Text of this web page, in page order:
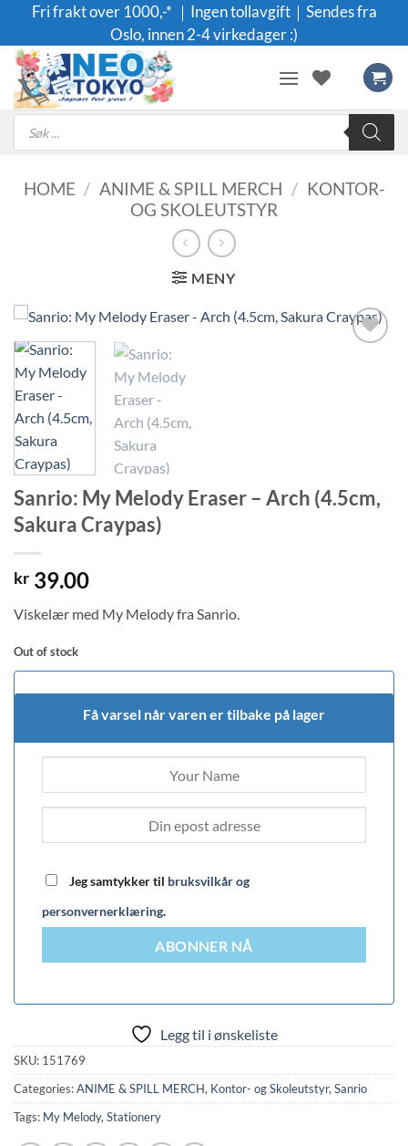
content
Fri frakt over 1000,-* ｜Ingen tollavgift｜Sendes fra
Oslo, innen 2-4 virkedager :)
Products
search
HOME / ANIME & SPILL MERCH / KONTOR-
OG SKOLEUTSTYR
MENY
Sanrio: My Melody Eraser – Arch (4.5cm,
Sakura Craypas)
kr 39.00
Viskelær med My Melody fra Sanrio.
Out of stock
Få varsel når varen er tilbake på lager
Jeg samtykker til bruksvilkår og
personvernerklæring.
ABONNER NÅ
Legg til i ønskeliste
SKU: 151769
Categories:ANIME & SPILL MERCH, Kontor- og Skoleutstyr,Sanrio
Tags: My Melody,Stationery